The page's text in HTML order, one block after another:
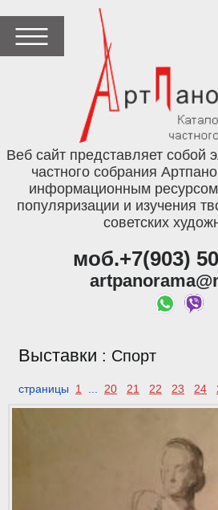
Веб сайт представляет собой
частного собрания
информационным
популяризации и изучения
советских
моб.+7(903)
Выставки : Спорт
страницы 1 ... 20 21 22 23 24